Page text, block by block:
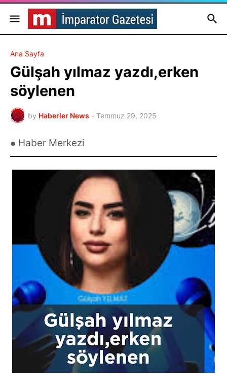
Ana Sayfa
Gülşah yılmaz yazdı,erken
söylenen
by Haberler News - Temmuz 29, 2025
● Haber Merkezi